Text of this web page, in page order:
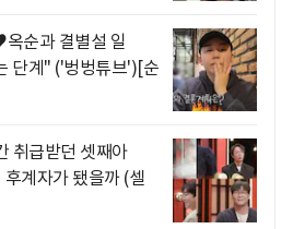
순과 결별설 일
단계" ('벙벙튜브')[순
취급받던 셋째아
계자가 됐을까 (셀